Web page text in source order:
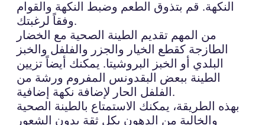
النكهة. قم بتذوق الطعم وضبط النكهة والقوام
وفقاً لرغبتك.
من المهم تقديم الطينة الصحية مع الخضار
الطازجة كقطع الخيار والجزر والفلفل والخبز
البلدي أو الخبز البروشيتا. يمكنك أيضاً تزيين
الطينة ببعض البقدونس المفروم ورشة من
الفلفل الحار لإضافة نكهة إضافية.
بهذه الطريقة، يمكنك الاستمتاع بالطينة الصحية
والخالية من الدهون بكل ثقة بدون الشعور